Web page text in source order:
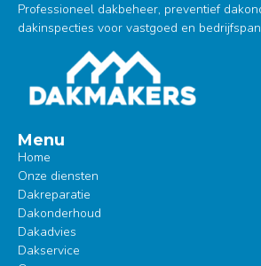
Menu
Home
Onze diensten
Dakreparatie
Dakonderhoud
Dakadvies
Dakservice
Professioneel dakbeheer, preventief
dakinspecties voor vastgoed en